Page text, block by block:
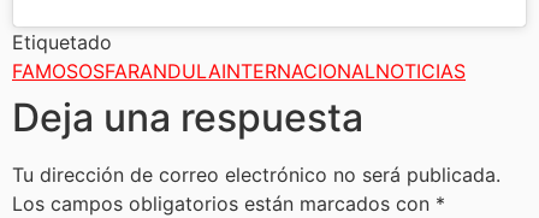
Etiquetado
FAMOSOSFARANDULAINTERNACIONALNOTICIAS
Deja una respuesta
Tu dirección de correo electrónico no será publicada.
Los campos obligatorios están marcados con *